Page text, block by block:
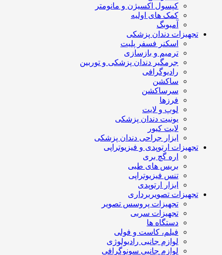
کپسول اکسیژن و مانومتر
کمک های اولیه
آمبوبگ
تجهیزات دندان پزشکی
اسکنر فسفر پلیت
ترمیم و بازسازی
جرمگیر دندان پزشکی و توربین
رادیوگرافی
ساکشن
سرساکشن
فرزها
لوپ و لایت
یونیت دندان پزشکی
لایت کیور
ابزار جراحی دندان پزشکی
تجهیزات ارتوپدی و فیزیوتراپی
اره گچ بری
بریس های طبی
تنس فیزیوتراپی
ابزار ارتوپدی
تجهیزات تصویربرداری
تجهیزات پروسس تصویر
تجهیزات سربی
دستگاه ها
فیلم، کاست و فولی
لوازم جانبی رادیولوژی
لوازم جانبی سونوگرافی